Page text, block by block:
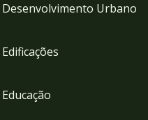
Desenvolvimento Urbano
Edificações
Educação